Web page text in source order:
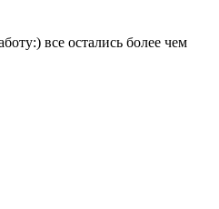
все остались более чем